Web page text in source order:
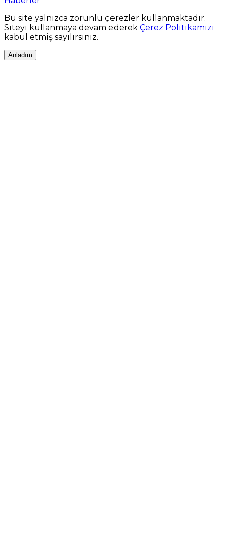
Bu site yalnızca zorunlu çerezler kullanmaktadır.
Siteyi kullanmaya devam ederek Çerez Politikamızı
kabul etmiş sayılırsınız.
Anladım